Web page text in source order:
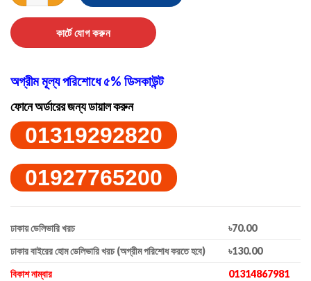
কার্টে যোগ করুন
অগ্রীম মূল্য পরিশোধে ৫% ডিসকাউন্ট
ফোনে অর্ডারের জন্য ডায়াল করুন
01319292820
01927765200
ঢাকায় ডেলিভারি খরচ
৳70.00
ঢাকার বাইরের হোম ডেলিভারি খরচ (অগ্রীম পরিশোধ করতে হবে)
৳130.00
বিকাশ নাম্বার
01314867981